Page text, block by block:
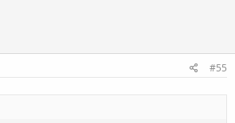
#55